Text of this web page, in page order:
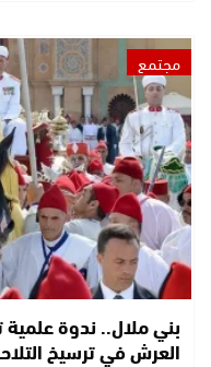
مجتمع
بني ملال.. ندوة
العرش في ترسيخ